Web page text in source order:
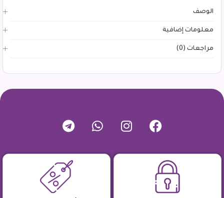
الوصف
معلومات إضافية
مراجعات (0)